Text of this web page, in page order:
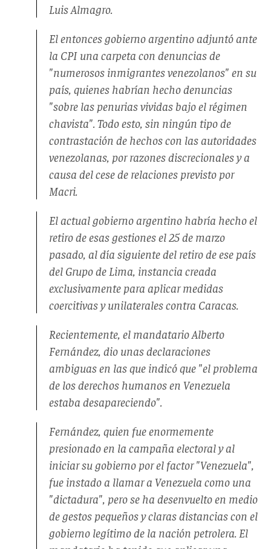
Luis Almagro.
El entonces gobierno argentino adjuntó ante
la CPI una carpeta con denuncias de
"numerosos inmigrantes venezolanos" en su
país, quienes habrían hecho denuncias
"sobre las penurias vividas bajo el régimen
chavista". Todo esto, sin ningún tipo de
contrastación de hechos con las autoridades
venezolanas, por razones discrecionales y a
causa del cese de relaciones previsto por
Macri.
El actual gobierno argentino habría hecho el
retiro de esas gestiones el 25 de marzo
pasado, al día siguiente del retiro de ese país
del Grupo de Lima, instancia creada
exclusivamente para aplicar medidas
coercitivas y unilaterales contra Caracas.
Recientemente, el mandatario Alberto
Fernández, dio unas declaraciones
ambiguas en las que indicó que "el problema
de los derechos humanos en Venezuela
estaba desapareciendo".
Fernández, quien fue enormemente
presionado en la campaña electoral y al
iniciar su gobierno por el factor "Venezuela",
fue instado a llamar a Venezuela como una
"dictadura", pero se ha desenvuelto en medio
de gestos pequeños y claras distancias con el
gobierno legítimo de la nación petrolera. El